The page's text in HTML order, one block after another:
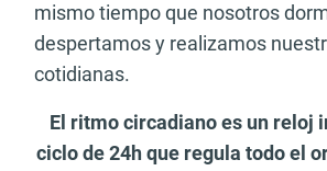
mismo tiempo que nosotros
despertamos y realizamos
cotidianas.
El ritmo circadiano es un reloj
ciclo de 24h que regula todo el